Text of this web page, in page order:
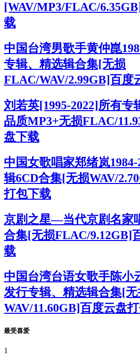
[WAV/MP3/FLAC/
载
中国台湾男歌手黄仲崑
专辑、精选辑合集[无损
FLAC/WAV/2.99GB]百度
刘若英[1995-2022]所有专
品质MP3+无损FLAC/
盘下载
中国女歌唱家郑绪岚
辑6CD合集[无损WAV/
打包下载
京剧之星—当代京剧名家
合集[无损FLAC/9.12GB]
载
中国台湾台语女歌手陈小
发行专辑、精选辑合集[无
WAV/11.60GB]百度云盘
最受喜爱
1